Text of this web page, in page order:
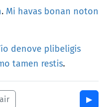
. Mi havas bonan noton
denove plibeligis
tamen restis.
▶︎